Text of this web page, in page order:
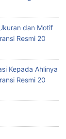
dan Motif
Resmi 20
Kepada Ahlinya
Resmi 20